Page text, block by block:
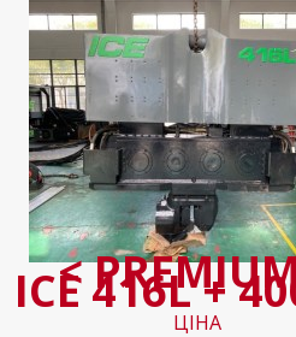
<
ICE 416L +
ЦІНА